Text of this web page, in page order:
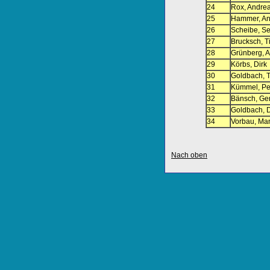
24
Rox,
25
Hammer,
26
Scheibe,
27
Brucksch,
28
Grünberg,
29
Körbs, Dirk
30
Goldbach,
31
Kümmel,
32
Bänsch,
33
Goldbach,
34
Vorbau,
Nach oben